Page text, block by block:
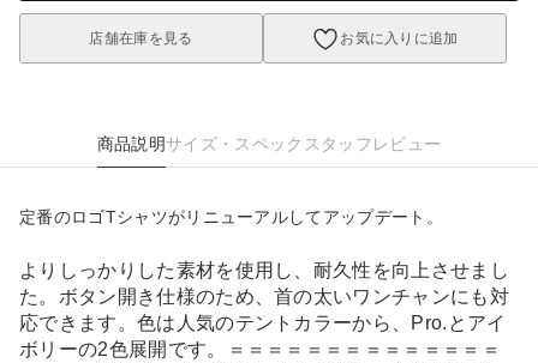
店舗在庫を見る お気に入りに追加
商品説明サイズ・スペック スタッフレビュー
定番のロゴTシャツがリニューアルしてアップデート。
よりしっかりした素材を使用し、耐久性を向上させまし
た。ボタン開き仕様のため、首の太いワンチャンにも対
応できます。色は人気のテントカラーから、Pro.とアイ
ボリーの2色展開です。＝＝＝＝＝＝＝＝＝＝＝＝＝＝